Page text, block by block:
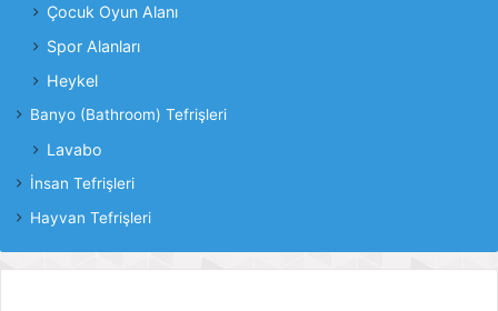
Çocuk Oyun Alanı
Spor Alanları
Heykel
Banyo (Bathroom) Tefrişleri
Lavabo
İnsan Tefrişleri
Hayvan Tefrişleri